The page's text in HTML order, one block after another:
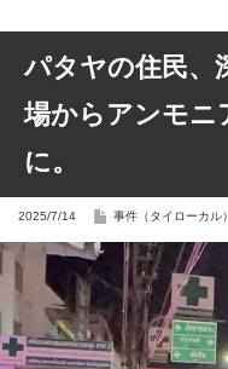
パタヤの住民、
場からアンモニ
に。
2025/7/14 事件（タイローカル）